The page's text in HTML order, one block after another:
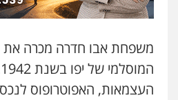
משפחת אבו חדרה מכרה את
העצמאות, האפוטרופוס